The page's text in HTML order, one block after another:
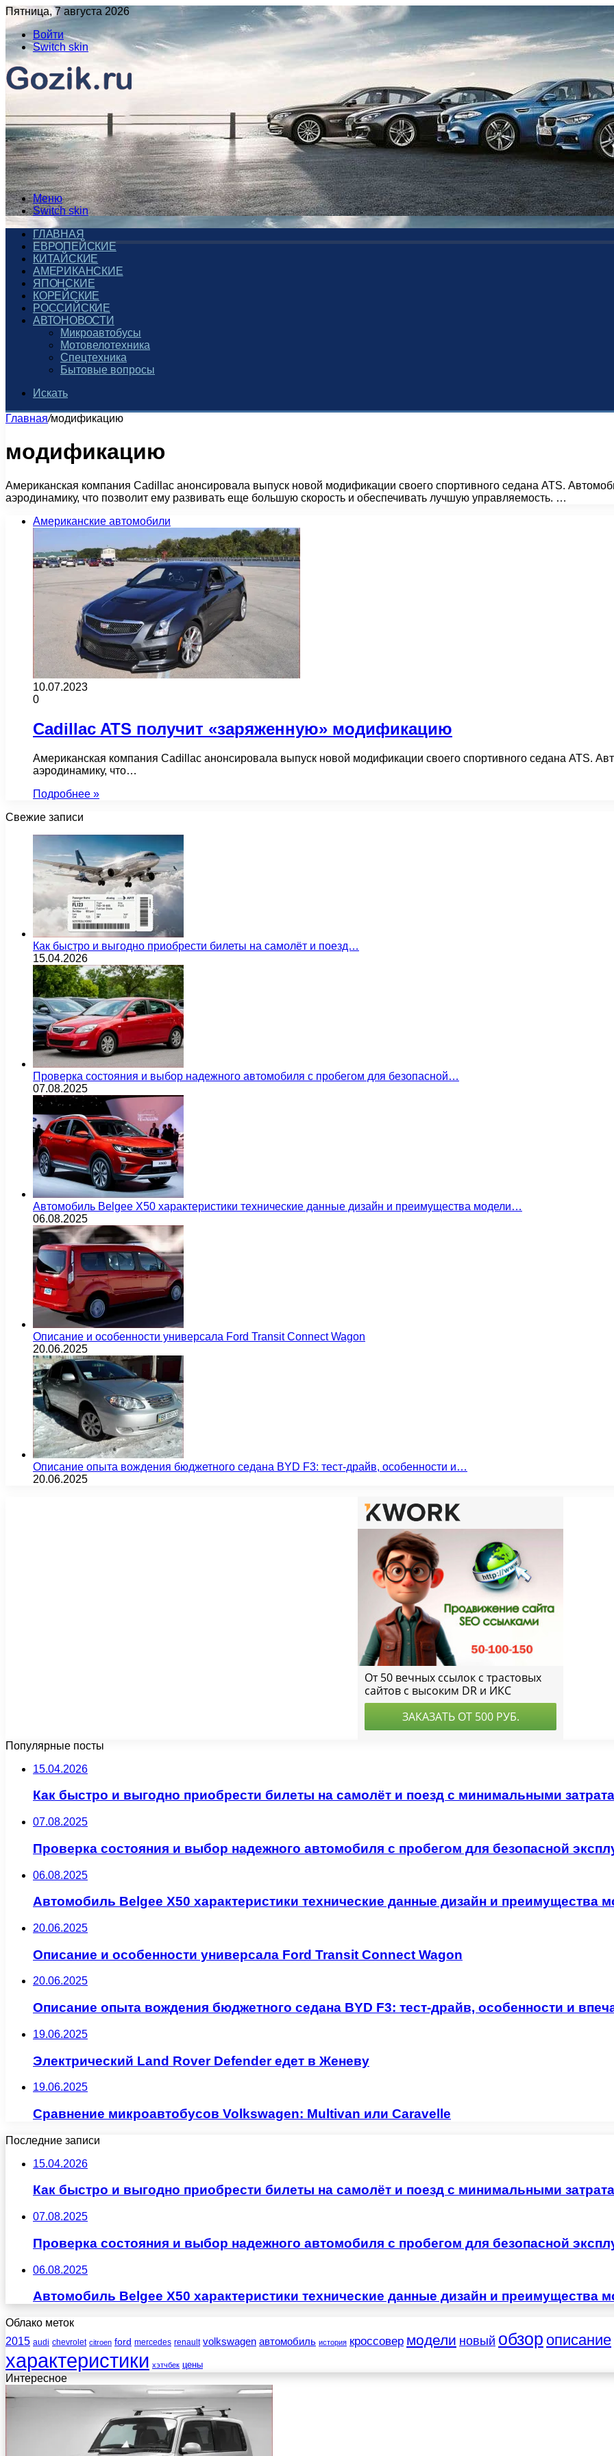
Пятница, 7 августа 2026
Войти
Switch skin
Меню
Switch skin
ГЛАВНАЯ
ЕВРОПЕЙСКИЕ
КИТАЙСКИЕ
АМЕРИКАНСКИЕ
ЯПОНСКИЕ
КОРЕЙСКИЕ
РОССИЙСКИЕ
АВТОНОВОСТИ
Микроавтобусы
Мотовелотехника
Спецтехника
Бытовые вопросы
Искать
Главная/модификацию
модификацию
Американская компания Cadillac анонсировала выпуск новой модификации своего спортивного седана ATS.
аэродинамику, что позволит ему развивать еще большую скорость и обеспечивать лучшую управляемость. …
Американские автомобили
10.07.2023
0
Cadillac ATS получит «заряженную» модификацию
Американская компания Cadillac анонсировала выпуск новой модификации своего спортивного седана ATS.
аэродинамику, что…
Подробнее »
Свежие записи
Как быстро и выгодно приобрести билеты на самолёт и поезд…
15.04.2026
Проверка состояния и выбор надежного автомобиля с пробегом для безопасной…
07.08.2025
Автомобиль Belgee X50 характеристики технические данные дизайн и преимущества модели…
06.08.2025
Описание и особенности универсала Ford Transit Connect Wagon
20.06.2025
Описание опыта вождения бюджетного седана BYD F3: тест-драйв, особенности и…
20.06.2025
Популярные посты
15.04.2026
Как быстро и выгодно приобрести билеты на самолёт и поезд с минимальными
07.08.2025
Проверка состояния и выбор надежного автомобиля с пробегом для безопасной
06.08.2025
Автомобиль Belgee X50 характеристики технические данные дизайн и преимущества
20.06.2025
Описание и особенности универсала Ford Transit Connect Wagon
20.06.2025
Описание опыта вождения бюджетного седана BYD F3: тест-драйв, особенности и
19.06.2025
Электрический Land Rover Defender едет в Женеву
19.06.2025
Сравнение микроавтобусов Volkswagen: Multivan или Caravelle
Последние записи
15.04.2026
Как быстро и выгодно приобрести билеты на самолёт и поезд с минимальными
07.08.2025
Проверка состояния и выбор надежного автомобиля с пробегом для безопасной
06.08.2025
Автомобиль Belgee X50 характеристики технические данные дизайн и преимущества
Облако меток
2015 audi chevrolet citroen ford mercedes renault volkswagen автомобиль история кроссовер модели новый обзор описание
характеристики хэтчбек цены
Интересное